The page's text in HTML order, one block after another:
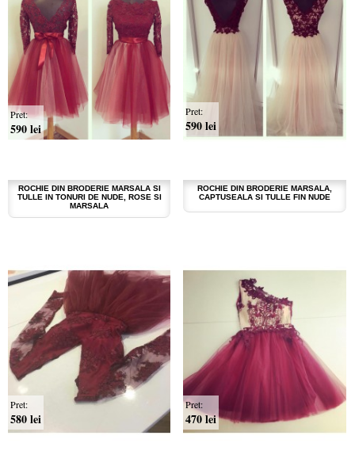
ROCHIE DIN BRODERIE MARSALA SI
TULLE IN TONURI DE NUDE, ROSE SI
MARSALA
Pret:
590 lei
ROCHIE DIN BRODERIE MARSALA,
CAPTUSEALA SI TULLE FIN NUDE
Pret:
590 lei
Pret:
580 lei
Pret:
470 lei